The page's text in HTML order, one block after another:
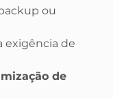
ou
exigência de
de